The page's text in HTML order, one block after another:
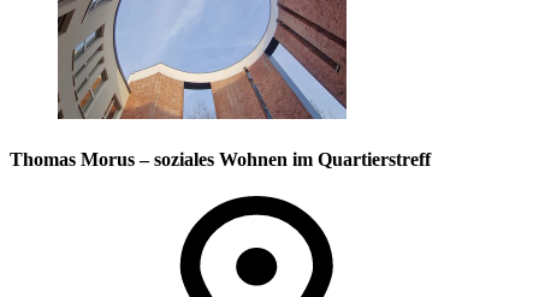
Thomas Morus – soziales Wohnen im Quartierstreff